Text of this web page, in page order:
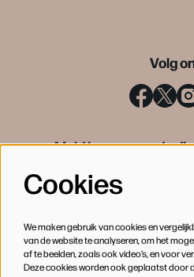
Volg
Meld je aan voor de
Cookies
We maken gebruik van cookies en
van de website te analyseren, om het
af te beelden, zoals ook video’s, en voor
Deze cookies worden ook geplaatst door